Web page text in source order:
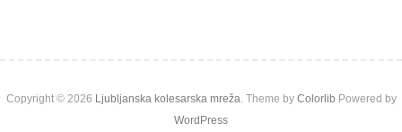
Copyright © 2026 Ljubljanska kolesarska mreža. Theme by Colorlib Powered by
WordPress